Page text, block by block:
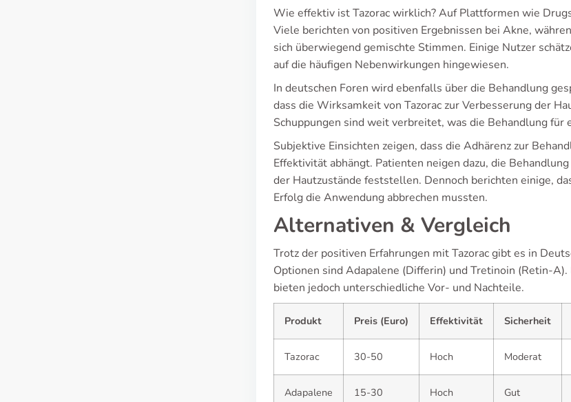
Wie effektiv ist Tazorac wirklich? Auf Plattformen wie
Viele berichten von positiven Ergebnissen bei Akne,
sich überwiegend gemischte Stimmen. Einige Nutzer
auf die häufigen Nebenwirkungen hingewiesen.
In deutschen Foren wird ebenfalls über die Behandlung
dass die Wirksamkeit von Tazorac zur Verbesserung der
Schuppungen sind weit verbreitet, was die Behandlung für
Subjektive Einsichten zeigen, dass die Adhärenz zur
Effektivität abhängt. Patienten neigen dazu, die
der Hautzustände feststellen. Dennoch berichten einige,
Erfolg die Anwendung abbrechen mussten.
Alternativen & Vergleich
Trotz der positiven Erfahrungen mit Tazorac gibt es in
Optionen sind Adapalene (Differin) und Tretinoin (Retin-
bieten jedoch unterschiedliche Vor- und Nachteile.
Produkt Preis (Euro) Effektivität Sicherheit
Tazorac 30-50 Hoch Moderat
Adapalene 15-30 Hoch Gut